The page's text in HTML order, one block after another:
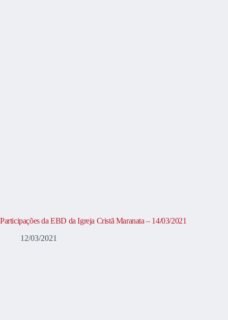
Participações da EBD da Igreja Cristã Maranata – 14/03/2021
12/03/2021